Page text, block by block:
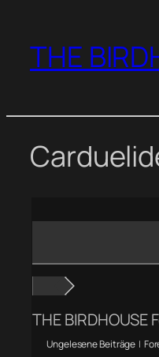
springen
THE
THE BIRDHOUSE
Ungelesene Beiträge |